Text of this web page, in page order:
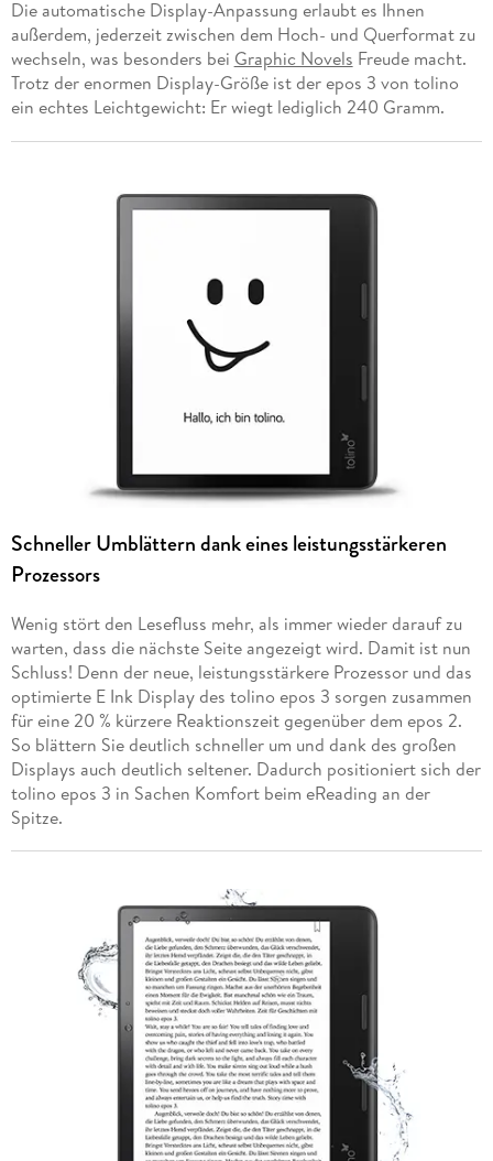
Die automatische Display-Anpassung erlaubt es Ihnen
außerdem, jederzeit zwischen dem Hoch- und Querformat zu
wechseln, was besonders bei Graphic Novels Freude macht.
Trotz der enormen Display-Größe ist der epos 3 von tolino
ein echtes Leichtgewicht: Er wiegt lediglich 240 Gramm.
Schneller Umblättern dank eines leistungsstärkeren
Prozessors
Wenig stört den Lesefluss mehr, als immer wieder darauf zu
warten, dass die nächste Seite angezeigt wird. Damit ist nun
Schluss! Denn der neue, leistungsstärkere Prozessor und das
optimierte E Ink Display des tolino epos 3 sorgen zusammen
für eine 20 % kürzere Reaktionszeit gegenüber dem epos 2.
So blättern Sie deutlich schneller um und dank des großen
Displays auch deutlich seltener. Dadurch positioniert sich der
tolino epos 3 in Sachen Komfort beim eReading an der
Spitze.